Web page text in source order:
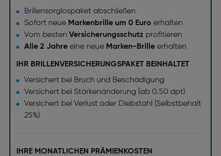
Brillensorglospaket abschließen
Sofort neue Markenbrille um 0 Euro erhalten
Vom besten Versicherungsschutz profitieren
Alle 2 Jahreeine neue Marken-Brille erhalten
IHR BRILLENVERSICHERUNGSPAKET BEINHALTET
Versichert bei Bruch und Beschädigung
Versichert bei Stärkenänderung (ab 0.50 dpt)
Versichert bei Verlust oder Diebstahl (Selbstbehalt
25%)
IHRE MONATLICHEN PRÄMIENKOSTEN